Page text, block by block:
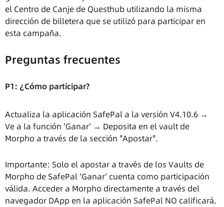
el Centro de Canje de Questhub utilizando la misma
dirección de billetera que se utilizó para participar en
esta campaña.
Preguntas frecuentes
P1: ¿Cómo participar?
Actualiza la aplicación SafePal a la versión V4.10.6 →
Ve a la función 'Ganar' → Deposita en el vault de
Morpho a través de la sección "Apostar".
Importante: Solo el apostar a través de los Vaults de
Morpho de SafePal 'Ganar' cuenta como participación
válida. Acceder a Morpho directamente a través del
navegador DApp en la aplicación SafePal NO calificará.